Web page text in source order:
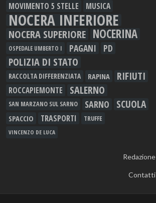
MOVIMENTO 5 STELLE MUSICA
NOCERA INFERIORE
NOCERA SUPERIORE NOCERINA
OSPEDALE UMBERTO I PAGANI PD
POLIZIA DI STATO
RACCOLTA DIFFERENZIATA RAPINA RIFIUTI
ROCCAPIEMONTE SALERNO
SAN MARZANO SUL SARNO SARNO SCUOLA
SPACCIO TRASPORTI TRUFFE
VINCENZO DE LUCA
Redazione
Contatti